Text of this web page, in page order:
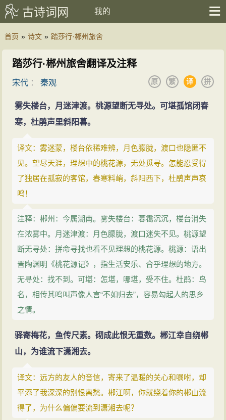
古诗词网 我的
首页 » 诗文 » 踏莎行·郴州旅舍
踏莎行·郴州旅舍翻译及注释
宋代 ：秦观 拼
译
繁
原
雾失楼台，月迷津渡。桃源望断无寻处。可堪孤馆闭春
寒，杜鹃声里斜阳暮。
译文：雾迷蒙，楼台依稀难辨，月色朦胧，渡口也隐匿不
见。望尽天涯，理想中的桃花源，无处觅寻。怎能忍受得
了独居在孤寂的客馆，春寒料峭，斜阳西下，杜鹃声声哀
鸣！
注释：郴州：今属湖南。雾失楼台：暮霭沉沉，楼台消失
在浓雾中。月迷津渡：月色朦胧，渡口迷失不见。桃源望
断无寻处：拼命寻找也看不见理想的桃花源。桃源：语出
晋陶渊明《桃花源记》，指生活安乐、合乎理想的地方。
无寻处：找不到。可堪：怎堪，哪堪，受不住。杜鹃：鸟
名，相传其鸣叫声像人言“不如归去”，容易勾起人的思乡
之情。
驿寄梅花，鱼传尺素。砌成此恨无重数。郴江幸自绕郴
山，为谁流下潇湘去。
译文：远方的友人的音信，寄来了温暖的关心和嘱咐，却
平添了我深深的别恨离愁。郴江啊，你就绕着你的郴山流
得了，为什么偏偏要流到潇湘去呢？